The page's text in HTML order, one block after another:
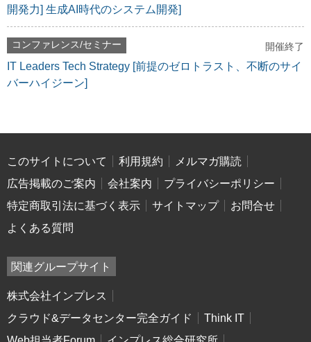
開発力] 生成AI時代のシステム開発]
コンファレンス/セミナー 開催終了
IT Leaders Tech Strategy [前提のゼロトラスト、不断のサイ
バーハイジーン]
このサイトについて 利用規約
メルマガ購読
広告掲載のご案内
会社案内
プライバシーポリシー
特定商取引法に基づく表示
サイトマップ
お問合せ
よくある質問
関連グループサイト
株式会社インプレス
クラウド&データセンター完全ガイド
Think IT